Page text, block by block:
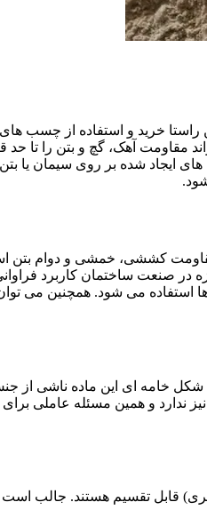
خرید و استفاده از چسب
آهک، گچ و بتن را تا حد
ایجاد شده بر روی سیمان یا
کششی، خمشی و دوام بتن
صنعت ساختمان کاربرد
استفاده می شود. همچنین می
خامه ای این ماده ناشی از
ندارد و همین مسئله عاملی
قابل تقسیم هستند. جالب است